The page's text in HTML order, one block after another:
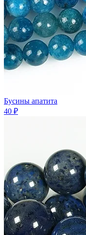
Бусины апатита
40 ₽